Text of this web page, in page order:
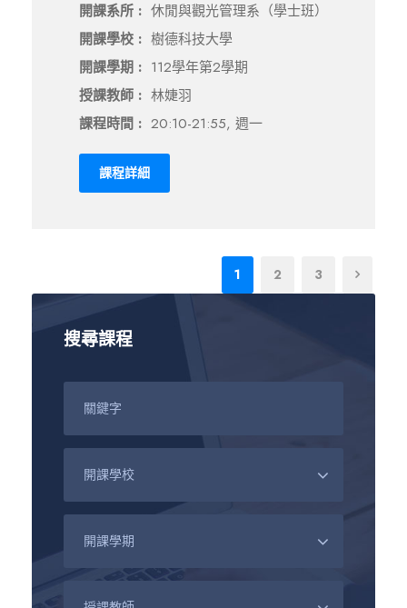
開課系所 : 休閒與觀光管理系（學士班）
開課學校 : 樹德科技大學
開課學期 : 112學年第2學期
授課教師 : 林婕羽
課程時間 : 20:10-21:55, 週一
課程詳細
1 2 3
搜尋課程